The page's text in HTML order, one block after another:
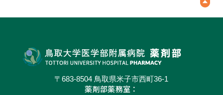
〒683-8504 鳥取県米子市西町36-1
薬剤部薬務室：